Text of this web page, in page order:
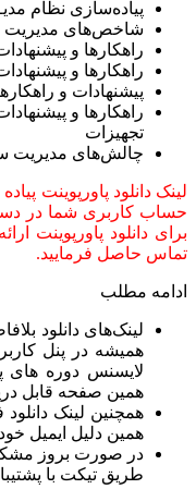
پیاده‌سازی نظام
شاخص‌های مدیریت
راهکارها و
راهکارها و
پیشنهادات و
راهکارها و
تجهیزات
چالش‌های مدیریت
لینک دانلود پاورپوینت
حساب کاربری شما در
برای دانلود پاورپوینت
تماس حاصل فرمایید.
ادامه مطلب
لینک‌های دانلود
همیشه در پنل
لایسنس دوره های
همین صفحه قابل
همچنین لینک
همین دلیل ایمیل
در صورت بروز مشکل
طریق تیکت با